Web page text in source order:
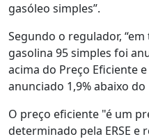
gasóleo simples”.
Segundo o regulador,
gasolina 95 simples foi
acima do Preço Eficiente
anunciado 1,9% abaixo do
O preço eficiente "é um
determinado pela ERSE e